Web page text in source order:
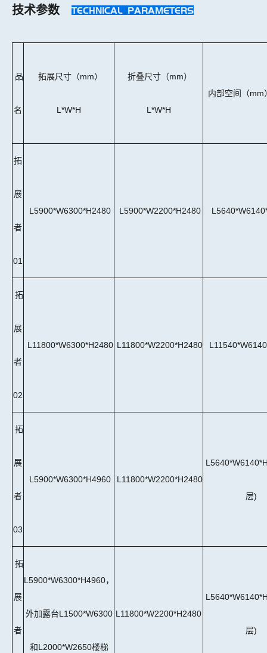
技术参数 TECHNICAL PARAMETERS
品
名
拓展尺寸（mm）
L*W*H
折叠尺寸（mm）
L*W*H
内部空间（mm
拓
展
者
01
L5900*W6300*H2480 L5900*W2200*H2480
拓
展
者
02
L11800*W6300*H2480 L11800*W2200*H2480
拓
展
者
03
L5900*W6300*H4960 L11800*W2200*H2480
层)
拓
展
者
L5900*W6300*H4960，
外加露台L1500*W6300
和L2000*W2650楼梯
L11800*W2200*H2480
层)